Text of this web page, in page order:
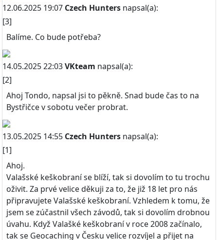
12.06.2025 19:07 Czech Hunters napsal(a):
[3]
Balíme. Co bude potřeba?
14.05.2025 22:03VKteam napsal(a):
[2]
Ahoj Tondo, napsal jsi to pěkně. Snad bude čas to na
Bystřičce v sobotu večer probrat.
13.05.2025 14:55 Czech Hunters napsal(a):
[1]
Ahoj.
Valašské keškobraní se blíží, tak si dovolím to tu trochu
oživit. Za prvé velice děkuji za to, že již 18 let pro nás
připravujete Valašské keškobraní. Vzhledem k tomu, že
jsem se zúčastnil všech závodů, tak si dovolím drobnou
úvahu. Když Valašké keškobraní v roce 2008 začínalo,
tak se Geocaching v Česku velice rozvíjel a přijet na